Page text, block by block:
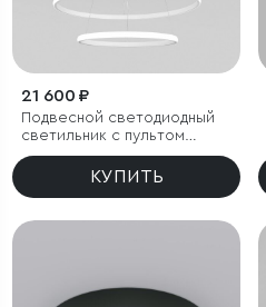
21 600 ₽
Подвесной светодиодный
светильник с пультом
управления
КУПИТЬ